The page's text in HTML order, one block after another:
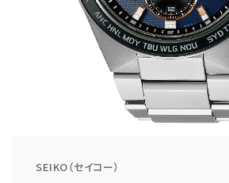
SEIKO（セイコー）